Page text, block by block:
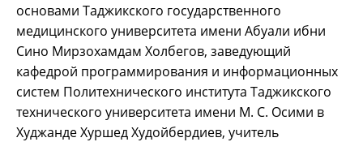
основами Таджикского государственного
медицинского университета имени Абуали ибни
Сино Мирзохамдам Холбегов, заведующий
кафедрой программирования и информационных
систем Политехнического института Таджикского
технического университета имени М. С. Осими в
Худжанде Хуршед Худойбердиев, учитель